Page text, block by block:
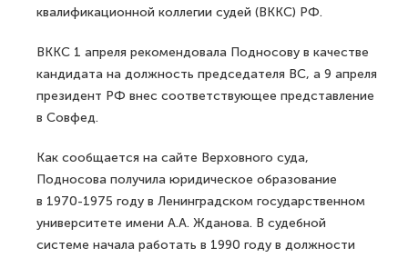
квалификационной коллегии судей (ВККС) РФ.
ВККС 1 апреля рекомендовала Подносову в качестве
кандидата на должность председателя ВС, а 9 апреля
президент РФ внес соответствующее представление
в Совфед.
Как сообщается на сайте Верховного суда,
Подносова получила юридическое образование
в 1970-1975 году в Ленинградском государственном
университете имени А.А. Жданова. В судебной
системе начала работать в 1990 году в должности